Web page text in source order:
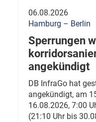
06.08.2026
Hamburg – Berlin
Sperrungen
angekündigt
DB InfraGo hat
angekündigt, am
16.08.2026, 7:00
(21:10 Uhr bis